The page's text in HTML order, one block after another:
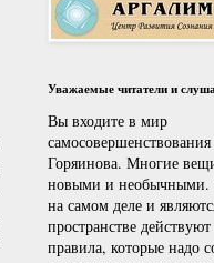
Уважаемые читатели и
Вы входите в мир
Горяинова. Многие
новыми и необычными.
на самом деле и
пространстве
правила, которые надо